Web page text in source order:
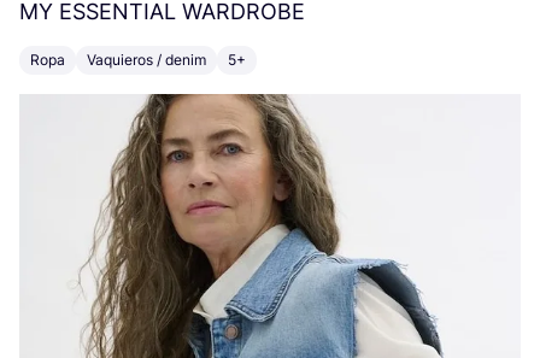
MY ESSENTIAL WARDROBE
Ropa Vaquieros / denim 5+